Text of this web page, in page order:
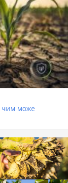
чим може